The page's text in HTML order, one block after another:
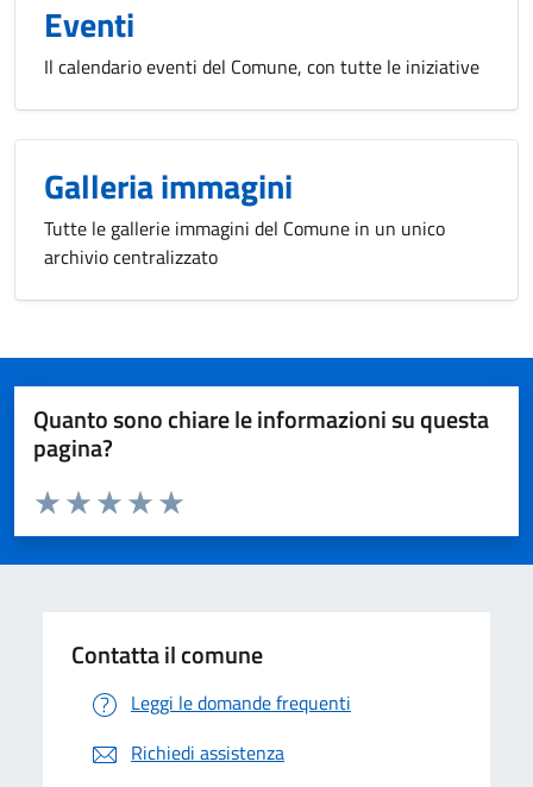
Eventi
Il calendario eventi del Comune, con tutte le iniziative
Galleria immagini
Tutte le gallerie immagini del Comune in un unico
archivio centralizzato
Quanto sono chiare le informazioni su questa
pagina?
Valuta da 1 a 5 stelle la pagina
Valuta 5 stelle su 5
Valuta 4 stelle su 5
Valuta 3 stelle su 5
Valuta 2 stelle su 5
Valuta 1 stelle su 5
Contatta il comune
Leggi le domande frequenti
Richiedi assistenza